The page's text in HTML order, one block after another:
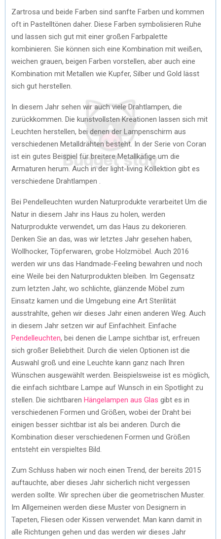
Zartrosa und beide Farben sind sanfte Farben und kommen
oft in Pastelltönen daher. Diese Farben symbolisieren Ruhe
und lassen sich gut mit einer großen Farbpalette
kombinieren. Sie können sich eine Kombination mit weißen,
weichen grauen, beigen Farben vorstellen, aber auch eine
Kombination mit Metallen wie Kupfer, Silber und Gold lässt
sich gut herstellen.
In diesem Jahr sehen wir auch viele Drahtlampen, die
zurückkommen. Die kunstvollsten Kreationen lassen sich mit
Leuchten herstellen, bei denen der Lampenschirm aus
verschiedenen Metalldrähten besteht. In der Serie von Coran
ist ein gutes Beispiel für breitere Metallkäfige um die
Armaturen herum. Auch in der light-living Kollektion gibt es
verschiedene Drahtlampen .
Bei Pendelleuchten wurden Naturprodukte verarbeitet Um die
Natur in diesem Jahr ins Haus zu holen, werden
Naturprodukte verwendet, um das Haus zu dekorieren.
Denken Sie an das, was wir letztes Jahr gesehen haben,
Wollhocker, Töpferwaren, grobe Holzmöbel. Auch 2016
werden wir uns das Handmade-Feeling bewahren und noch
eine Weile bei den Naturprodukten bleiben. Im Gegensatz
zum letzten Jahr, wo schlichte, glänzende Möbel zum
Einsatz kamen und die Umgebung eine Art Sterilität
ausstrahlte, gehen wir dieses Jahr einen anderen Weg. Auch
in diesem Jahr setzen wir auf Einfachheit. Einfache
Pendelleuchten, bei denen die Lampe sichtbar ist, erfreuen
sich großer Beliebtheit. Durch die vielen Optionen ist die
Auswahl groß und eine Leuchte kann ganz nach Ihren
Wünschen ausgewählt werden. Beispielsweise ist es möglich,
die einfach sichtbare Lampe auf Wunsch in ein Spotlight zu
stellen. Die sichtbaren Hängelampen aus Glas gibt es in
verschiedenen Formen und Größen, wobei der Draht bei
einigen besser sichtbar ist als bei anderen. Durch die
Kombination dieser verschiedenen Formen und Größen
entsteht ein verspieltes Bild.
Zum Schluss haben wir noch einen Trend, der bereits 2015
auftauchte, aber dieses Jahr sicherlich nicht vergessen
werden sollte. Wir sprechen über die geometrischen Muster.
Im Allgemeinen werden diese Muster von Designern in
Tapeten, Fliesen oder Kissen verwendet. Man kann damit in
alle Richtungen gehen und das werden wir dieses Jahr